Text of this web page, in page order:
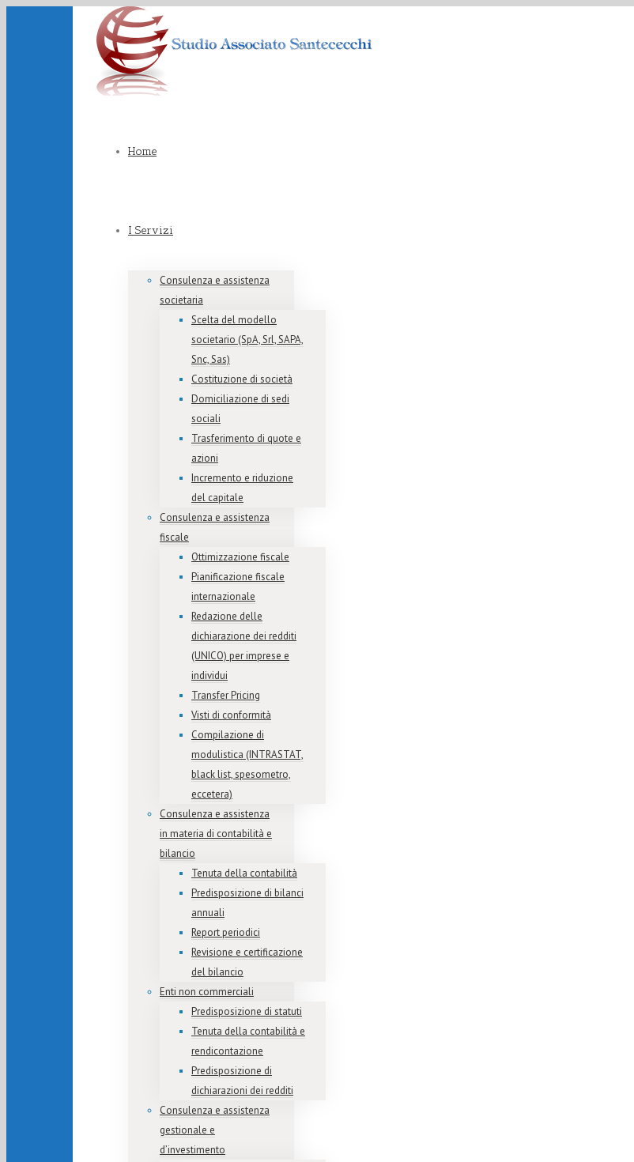
Home
I Servizi
Consulenza e assistenza
societaria
Scelta del modello
societario (SpA, Srl, SAPA,
Snc, Sas)
Costituzione di società
Domiciliazione di sedi
sociali
Trasferimento di quote e
azioni
Incremento e riduzione
del capitale
Consulenza e assistenza
fiscale
Ottimizzazione fiscale
Pianificazione fiscale
internazionale
Redazione delle
dichiarazione dei redditi
(UNICO) per imprese e
individui
Transfer Pricing
Visti di conformità
Compilazione di
modulistica (INTRASTAT,
black list, spesometro,
eccetera)
Consulenza e assistenza
in materia di contabilità e
bilancio
Tenuta della contabilità
Predisposizione di bilanci
annuali
Report periodici
Revisione e certificazione
del bilancio
Enti non commerciali
Predisposizione di statuti
Tenuta della contabilità e
rendicontazione
Predisposizione di
dichiarazioni dei redditi
Consulenza e assistenza
gestionale e
d’investimento